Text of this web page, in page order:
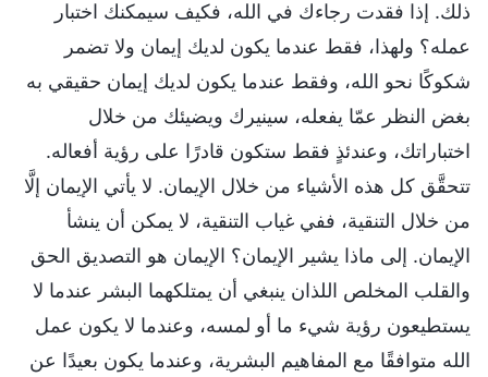
ذلك. إذا فقدت رجاءك في الله، فكيف سيمكنك اختبار
عمله؟ ولهذا، فقط عندما يكون لديك إيمان ولا تضمر
شكوكًا نحو الله، وفقط عندما يكون لديك إيمان حقيقي به
بغض النظر عمّا يفعله، سينيرك ويضيئك من خلال
اختباراتك، وعندئذٍ فقط ستكون قادرًا على رؤية أفعاله.
تتحقَّق كل هذه الأشياء من خلال الإيمان. لا يأتي الإيمان إلَّا
من خلال التنقية، ففي غياب التنقية، لا يمكن أن ينشأ
الإيمان. إلى ماذا يشير الإيمان؟ الإيمان هو التصديق الحق
والقلب المخلص اللذان ينبغي أن يمتلكهما البشر عندما لا
يستطيعون رؤية شيء ما أو لمسه، وعندما لا يكون عمل
الله متوافقًا مع المفاهيم البشرية، وعندما يكون بعيدًا عن